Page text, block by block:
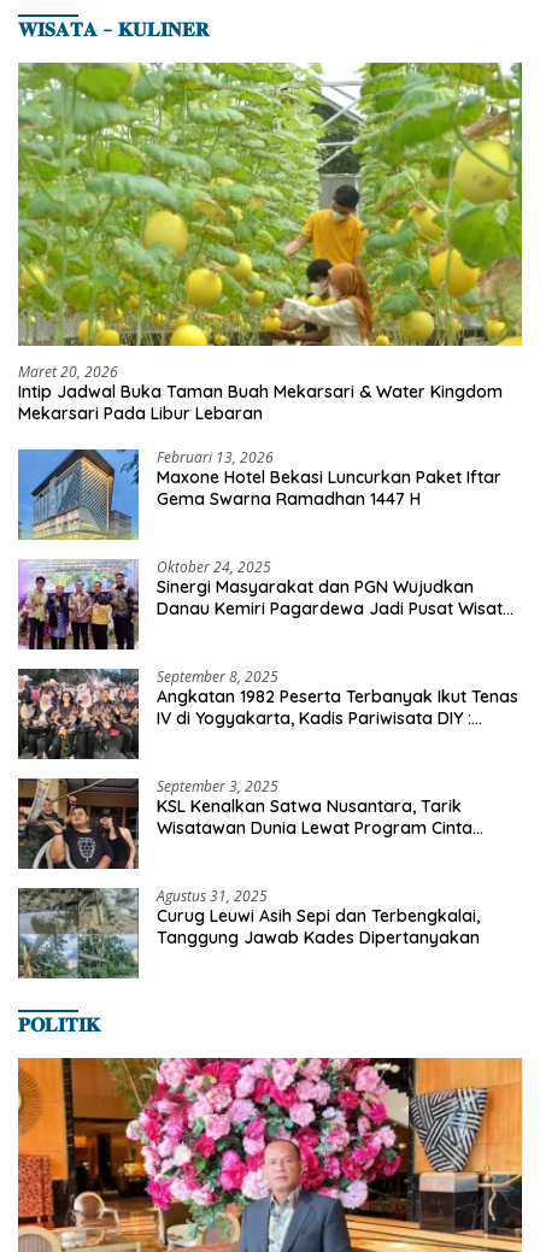
𝐖𝐈𝐒𝐀𝐓𝐀 – 𝐊𝐔𝐋𝐈𝐍𝐄𝐑
Maret 20, 2026
Intip Jadwal Buka Taman Buah Mekarsari & Water Kingdom
Mekarsari Pada Libur Lebaran
Februari 13, 2026
Maxone Hotel Bekasi Luncurkan Paket Iftar
Gema Swarna Ramadhan 1447 H
Oktober 24, 2025
Sinergi Masyarakat dan PGN Wujudkan
Danau Kemiri Pagardewa Jadi Pusat Wisata
September 8, 2025
Angkatan 1982 Peserta Terbanyak Ikut Tenas
IV di Yogyakarta, Kadis Pariwisata DIY :
September 3, 2025
KSL Kenalkan Satwa Nusantara, Tarik
Wisatawan Dunia Lewat Program Cinta
Agustus 31, 2025
Curug Leuwi Asih Sepi dan Terbengkalai,
Tanggung Jawab Kades Dipertanyakan
𝐏𝐎𝐋𝐈𝐓𝐈𝐊